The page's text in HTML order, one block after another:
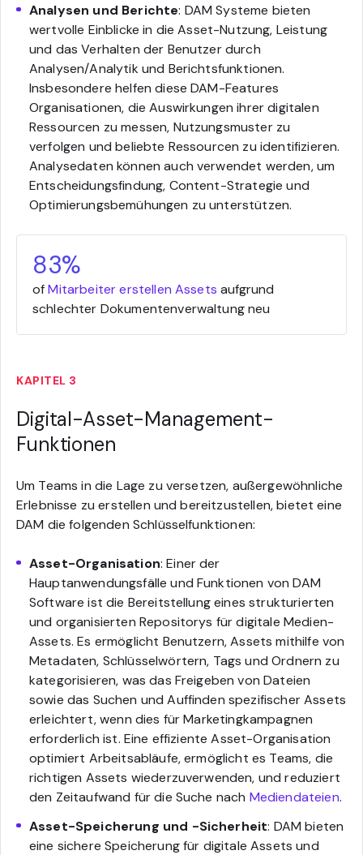
Analysen und Berichte: DAM Systeme bieten
wertvolle Einblicke in die Asset-Nutzung, Leistung
und das Verhalten der Benutzer durch
Analysen/Analytik und Berichtsfunktionen.
Insbesondere helfen diese DAM-Features
Organisationen, die Auswirkungen ihrer digitalen
Ressourcen zu messen, Nutzungsmuster zu
verfolgen und beliebte Ressourcen zu identifizieren.
Analysedaten können auch verwendet werden, um
Entscheidungsfindung, Content-Strategie und
Optimierungsbemühungen zu unterstützen.
83%
ofMitarbeiter erstellen Assets aufgrund
schlechter Dokumentenverwaltung neu
KAPITEL 3
Digital-Asset-Management-
Funktionen
Um Teams in die Lage zu versetzen, außergewöhnliche
Erlebnisse zu erstellen und bereitzustellen, bietet eine
DAM die folgenden Schlüsselfunktionen:
Asset-Organisation: Einer der
Hauptanwendungsfälle und Funktionen von DAM
Software ist die Bereitstellung eines strukturierten
und organisierten Repositorys für digitale Medien-
Assets. Es ermöglicht Benutzern, Assets mithilfe von
Metadaten, Schlüsselwörtern, Tags und Ordnern zu
kategorisieren, was das Freigeben von Dateien
sowie das Suchen und Auffinden spezifischer Assets
erleichtert, wenn dies für Marketingkampagnen
erforderlich ist. Eine effiziente Asset-Organisation
optimiert Arbeitsabläufe, ermöglicht es Teams, die
richtigen Assets wiederzuverwenden, und reduziert
den Zeitaufwand für die Suche nach Mediendateien.
Asset-Speicherung und -Sicherheit: DAM bieten
eine sichere Speicherung für digitale Assets und